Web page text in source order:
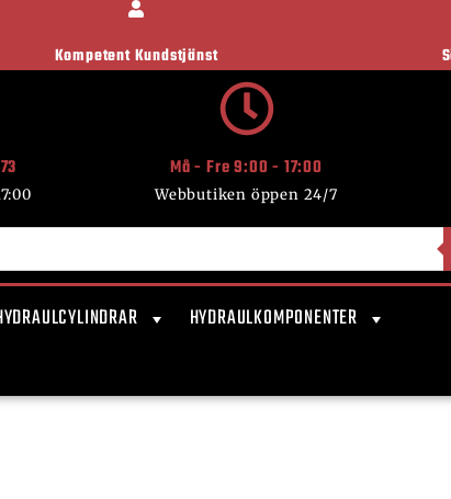
Kompetent Kundstjänst
Må - Fre 9:00 - 17:00
Webbutiken öppen 24/7
HYDRAULKOMPONENTER